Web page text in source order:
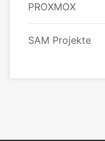
PROXMOX
SAM Projekte